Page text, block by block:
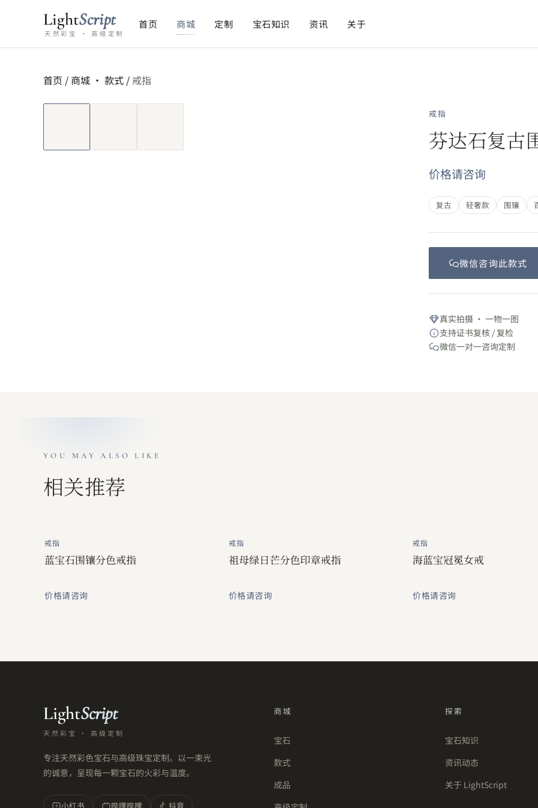
LightScript
天然彩宝 · 高级定制
首页 商城 定制 宝石知识 资讯 关于
首页 / 商城 · 款式 / 戒指
短视频
戒指
芬达石复古
价格请咨询
复古 轻奢款 围镶
微信咨询此款式
真实拍摄 · 一物一图
支持证书复核 / 复检
微信一对一咨询定制
YOU MAY ALSO LIKE
相关推荐
戒指
蓝宝石围镶分色戒指
价格请咨询
戒指
祖母绿日芒分色印章戒指
价格请咨询
戒指
海蓝宝冠冕女戒
价格请咨询
LightScript
天然彩宝 · 高级定制
专注天然彩色宝石与高级珠宝定制。以一束光
的诚意，呈现每一颗宝石的火彩与温度。
小 小红书 哔哩哔哩 抖音
商城
宝石
款式
成品
探索
宝石知识
资讯动态
关于 LightScript